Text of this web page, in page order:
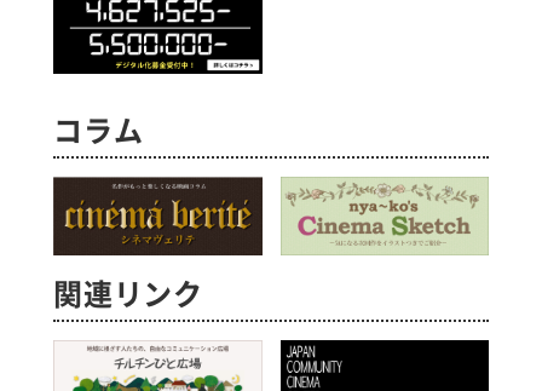
コラム
関連リンク